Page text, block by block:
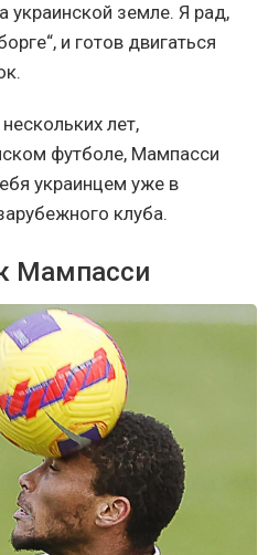
украинской земле. Я рад,
и готов двигаться
лет,
футболе, Мампасси
украинцем уже в
клуба.
Мампасси